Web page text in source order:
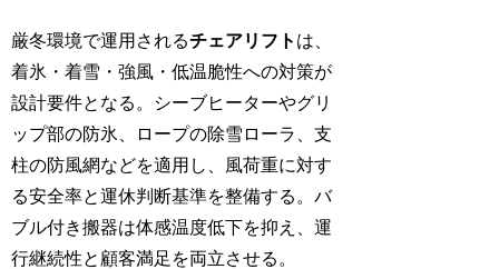
厳冬環境で運用されるチェアリフト は、
着氷・着雪・強風・低温脆性への対策が
設計要件となる。シーブヒーターやグリ
ップ部の防氷、ロープの除雪ローラ、支
柱の防風網などを適用し、風荷重に対す
る安全率と運休判断基準を整備する。バ
ブル付き搬器は体感温度低下を抑え、運
行継続性と顧客満足を両立させる。